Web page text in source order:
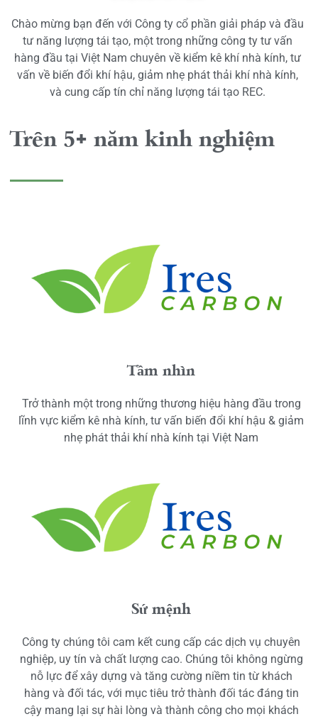
Chào mừng bạn đến với Công ty cổ phần giải pháp và đầu
tư năng lượng tái tạo, một trong những công ty tư vấn
hàng đầu tại Việt Nam chuyên về kiểm kê khí nhà kính, tư
vấn về biến đổi khí hậu, giảm nhẹ phát thải khí nhà kính,
và cung cấp tín chỉ năng lượng tái tạo REC.
Trên 5+ năm kinh nghiệm
Tầm nhìn
Trở thành một trong những thương hiệu hàng đầu trong
lĩnh vực kiểm kê nhà kính, tư vấn biến đổi khí hậu & giảm
nhẹ phát thải khí nhà kính tại Việt Nam
Sứ mệnh
Công ty chúng tôi cam kết cung cấp các dịch vụ chuyên
nghiệp, uy tín và chất lượng cao. Chúng tôi không ngừng
nỗ lực để xây dựng và tăng cường niềm tin từ khách
hàng và đối tác, với mục tiêu trở thành đối tác đáng tin
cậy mang lại sự hài lòng và thành công cho mọi khách